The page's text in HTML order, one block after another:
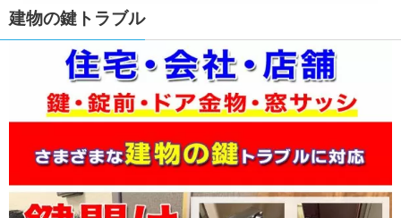
建物の鍵トラブル